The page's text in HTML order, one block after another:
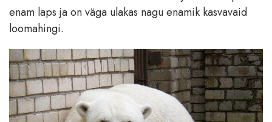
enam laps ja on väga ulakas nagu enamik kasvavaid
loomahingi.